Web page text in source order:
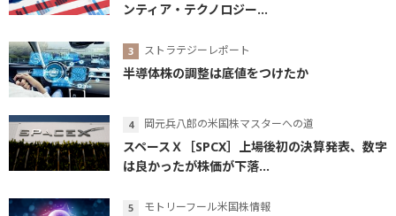
ンティア・テクノロジー...
ストラテジーレポート
半導体株の調整は底値をつけたか
岡元兵八郎の米国株マスターへの道
スペースＸ［SPCX］上場後初の決算発表、数字
は良かったが株価が下落...
モトリーフール米国株情報